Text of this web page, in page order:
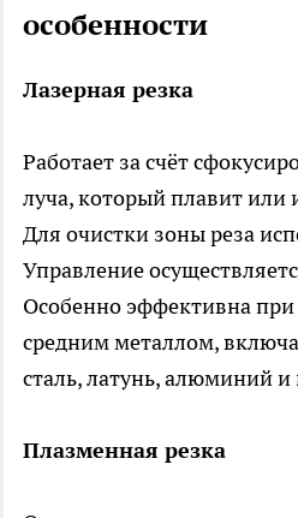
особенности
Лазерная резка
Работает за счёт
луча, который плавит или
Для очистки зоны реза
Управление
Особенно эффективна при
средним металлом,
сталь, латунь, алюминий и
Плазменная резка